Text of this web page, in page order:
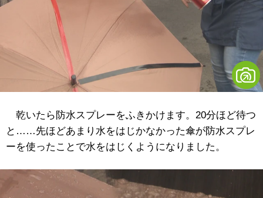
乾いたら防水スプレーをふきかけます。20分ほど待つ
と……先ほどあまり水をはじかなかった傘が防水スプレ
ーを使ったことで水をはじくようになりました。